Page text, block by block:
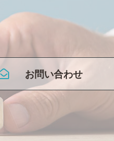
お問い合わせ